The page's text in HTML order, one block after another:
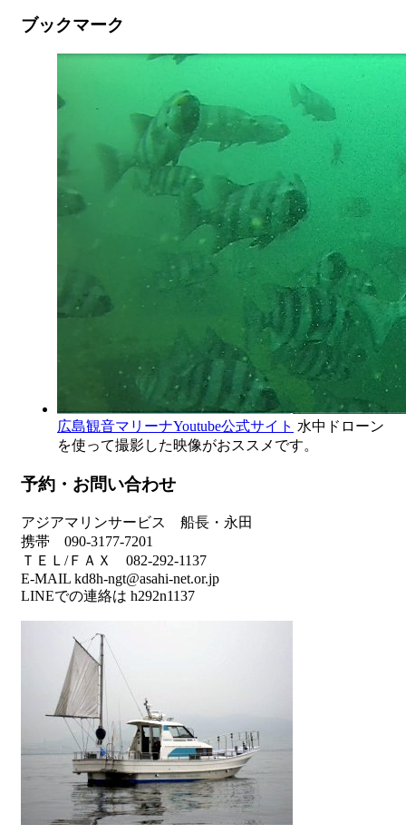
ブックマーク
広島観音マリーナYoutube公式サイト 水中ドローン
を使って撮影した映像がおススメです。
予約・お問い合わせ
アジアマリンサービス 船長・永田
携帯 090-3177-7201
ＴＥＬ/ＦＡＸ 082-292-1137
E-MAIL kd8h-ngt@asahi-net.or.jp
LINEでの連絡は h292n1137